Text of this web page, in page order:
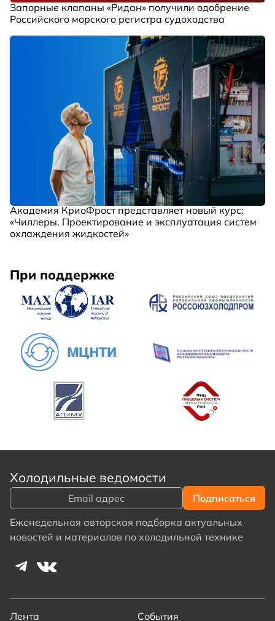
Запорные клапаны «Ридан» получили одобрение
Российского морского регистра судоходства
Академия КриоФрост представляет новый курс:
«Чиллеры. Проектирование и эксплуатация систем
охлаждения жидкостей»
При поддержке
Холодильные ведомости
Еженедельная авторская подборка актуальных
новостей и материалов по холодильной технике
Лента События